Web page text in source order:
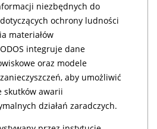
niezbędnych do
ochrony ludności
materiałów
integruje dane
oraz modele
aby umożliwić
skutków awarii
działań zaradczych.